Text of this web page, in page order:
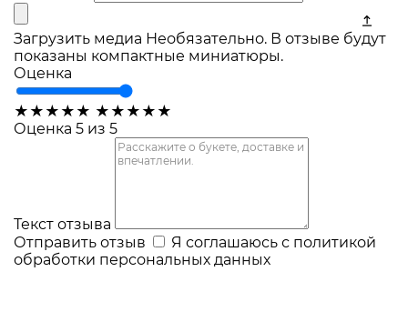
Загрузить медиа Необязательно. В отзыве будут
показаны компактные миниатюры.
Оценка
★ ★ ★ ★ ★ ★ ★ ★ ★ ★
Оценка 5 из 5
Текст отзыва
Отправить отзыв
Я соглашаюсь с политикой
обработки персональных данных